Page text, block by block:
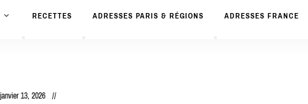
Kiss
gastronomiques
et
RECETTES ADRESSES PARIS & RÉGIONS ADRESSES FRANCE
janvier 13, 2026